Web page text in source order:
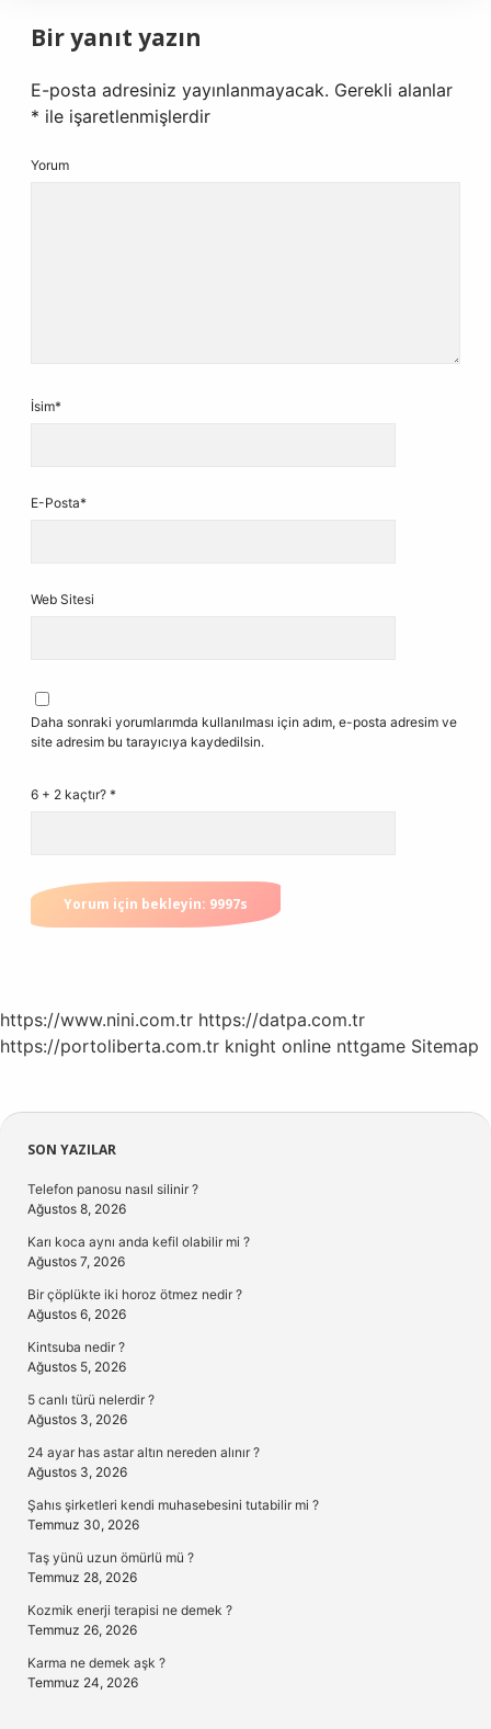
Bir yanıt yazın
E-posta adresiniz yayınlanmayacak. Gerekli alanlar
* ile işaretlenmişlerdir
Yorum
İsim*
E-Posta*
Web Sitesi
Daha sonraki yorumlarımda kullanılması için adım, e-posta adresim ve
site adresim bu tarayıcıya kaydedilsin.
6 + 2 kaçtır? *
https://www.nini.com.tr https://datpa.com.tr
https://portoliberta.com.tr knight online nttgame Sitemap
Sidebar
SON YAZILAR
Telefon panosu nasıl silinir ?
Ağustos 8, 2026
Karı koca aynı anda kefil olabilir mi ?
Ağustos 7, 2026
Bir çöplükte iki horoz ötmez nedir ?
Ağustos 6, 2026
Kintsuba nedir ?
Ağustos 5, 2026
5 canlı türü nelerdir ?
Ağustos 3, 2026
24 ayar has astar altın nereden alınır ?
Ağustos 3, 2026
Şahıs şirketleri kendi muhasebesini tutabilir mi ?
Temmuz 30, 2026
Taş yünü uzun ömürlü mü ?
Temmuz 28, 2026
Kozmik enerji terapisi ne demek ?
Temmuz 26, 2026
Karma ne demek aşk ?
Temmuz 24, 2026